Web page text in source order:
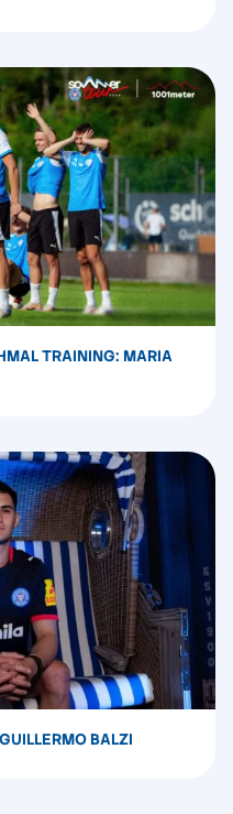
TRAINING: MARIA
BALZI